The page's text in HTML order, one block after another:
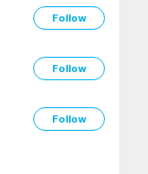
Follow
Follow
Follow